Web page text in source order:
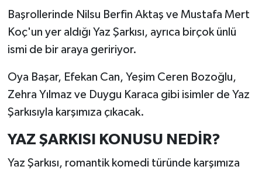
Başrollerinde Nilsu Berfin Aktaş ve Mustafa Mert
Koç'un yer aldığı Yaz Şarkısı, ayrıca birçok ünlü
ismi de bir araya geririyor.
Oya Başar, Efekan Can, Yeşim Ceren Bozoğlu,
Zehra Yılmaz ve Duygu Karaca gibi isimler de Yaz
Şarkısıyla karşımıza çıkacak.
YAZ ŞARKISI KONUSU NEDİR?
Yaz Şarkısı, romantik komedi türünde karşımıza